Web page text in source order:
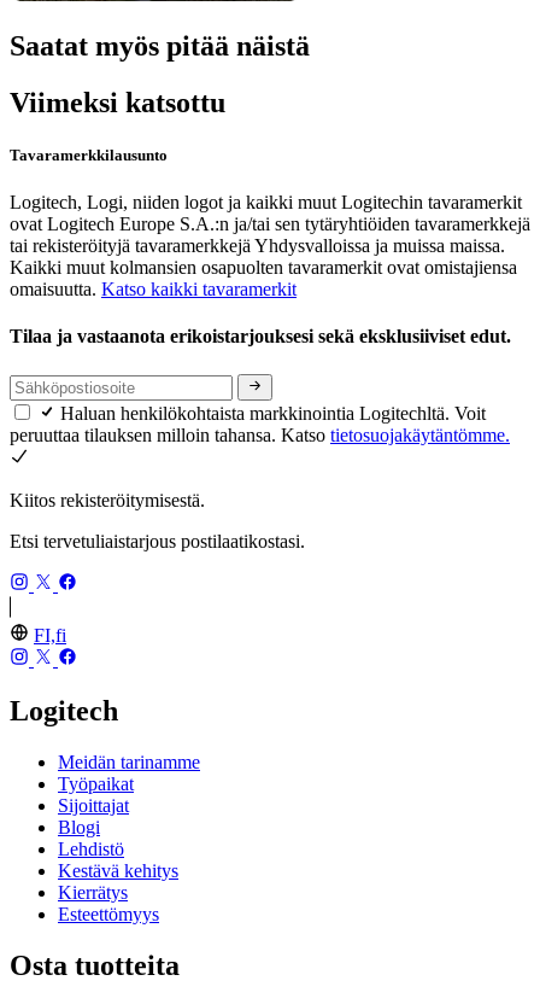
Saatat myös pitää näistä
Viimeksi katsottu
Tavaramerkkilausunto
Logitech, Logi, niiden logot ja kaikki muut Logitechin tavaramerkit
ovat Logitech Europe S.A.:n ja/tai sen tytäryhtiöiden tavaramerkkejä
tai rekisteröityjä tavaramerkkejä Yhdysvalloissa ja muissa maissa.
Kaikki muut kolmansien osapuolten tavaramerkit ovat omistajiensa
omaisuutta. Katso kaikki tavaramerkit
Tilaa ja vastaanota erikoistarjouksesi sekä eksklusiiviset edut.
Haluan henkilökohtaista markkinointia Logitechltä. Voit
peruuttaa tilauksen milloin tahansa. Katso tietosuojakäytäntömme.
Kiitos rekisteröitymisestä.
Etsi tervetuliaistarjous postilaatikostasi.
FI,fi
Logitech
Meidän tarinamme
Työpaikat
Sijoittajat
Blogi
Lehdistö
Kestävä kehitys
Kierrätys
Esteettömyys
Osta tuotteita